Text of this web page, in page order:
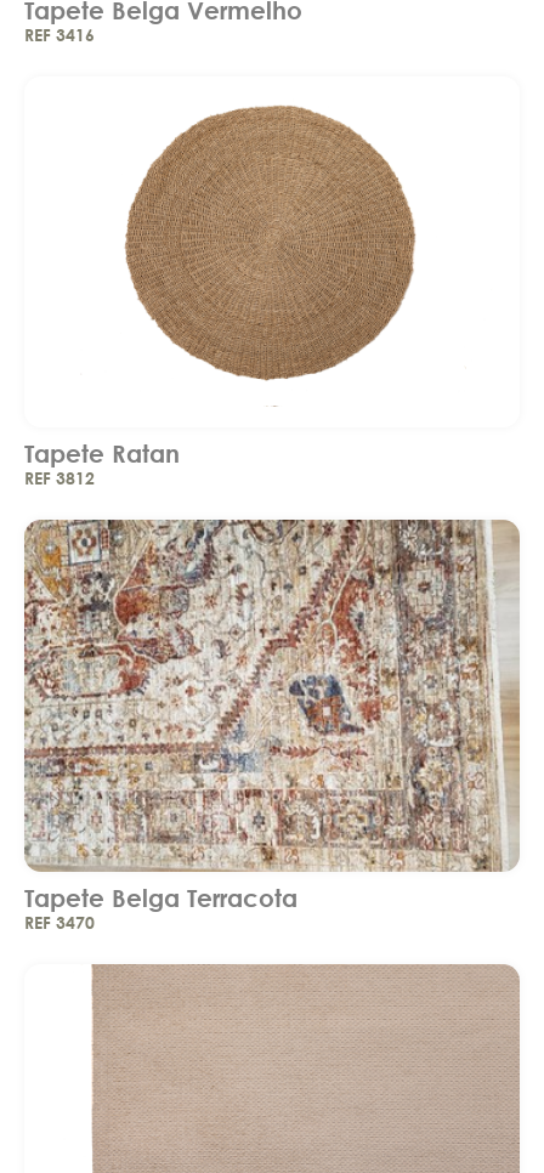
Tapete Belga Vermelho
REF 3416
Tapete Ratan
REF 3812
Tapete Belga Terracota
REF 3470